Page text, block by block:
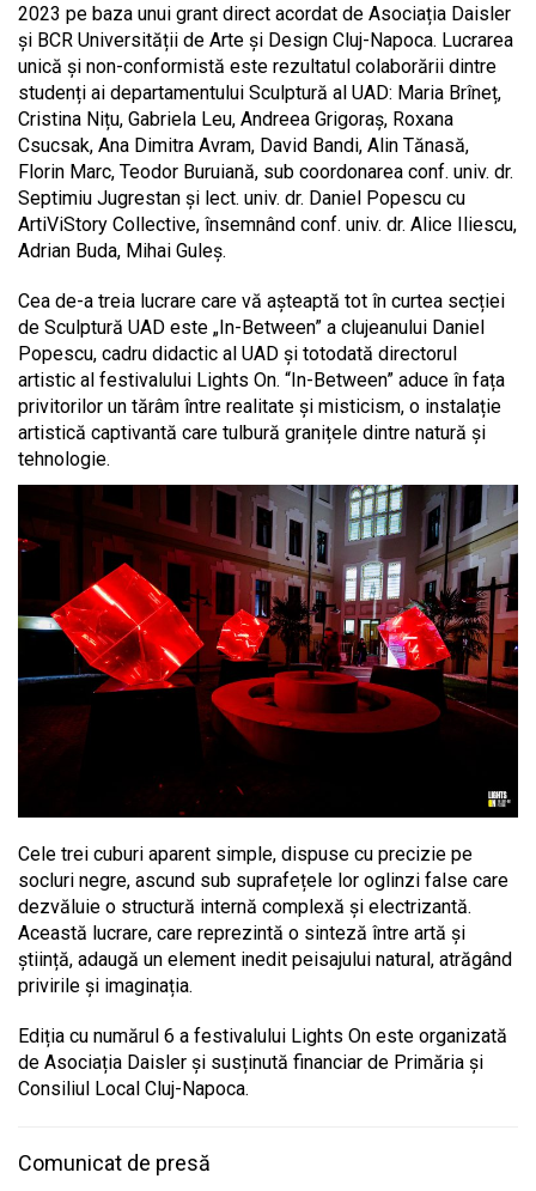
2023 pe baza unui grant direct acordat de Asociația Daisler
și BCR Universității de Arte și Design Cluj-Napoca. Lucrarea
unică și non-conformistă este rezultatul colaborării dintre
studenți ai departamentului Sculptură al UAD: Maria Brîneț,
Cristina Nițu, Gabriela Leu, Andreea Grigoraș, Roxana
Csucsak, Ana Dimitra Avram, David Bandi, Alin Tănasă,
Florin Marc, Teodor Buruiană, sub coordonarea conf. univ. dr.
Septimiu Jugrestan și lect. univ. dr. Daniel Popescu cu
ArtiViStory Collective, însemnând conf. univ. dr. Alice Iliescu,
Adrian Buda, Mihai Guleș.
Cea de-a treia lucrare care vă așteaptă tot în curtea secției
de Sculptură UAD este „In-Between” a clujeanului Daniel
Popescu, cadru didactic al UAD și totodată directorul
artistic al festivalului Lights On. “In-Between” aduce în fața
privitorilor un tărâm între realitate și misticism, o instalație
artistică captivantă care tulbură granițele dintre natură și
tehnologie.
Cele trei cuburi aparent simple, dispuse cu precizie pe
socluri negre, ascund sub suprafețele lor oglinzi false care
dezvăluie o structură internă complexă și electrizantă.
Această lucrare, care reprezintă o sinteză între artă și
știință, adaugă un element inedit peisajului natural, atrăgând
privirile și imaginația.
Ediția cu numărul 6 a festivalului Lights On este organizată
de Asociația Daisler și susținută financiar de Primăria și
Consiliul Local Cluj-Napoca.
Comunicat de presă